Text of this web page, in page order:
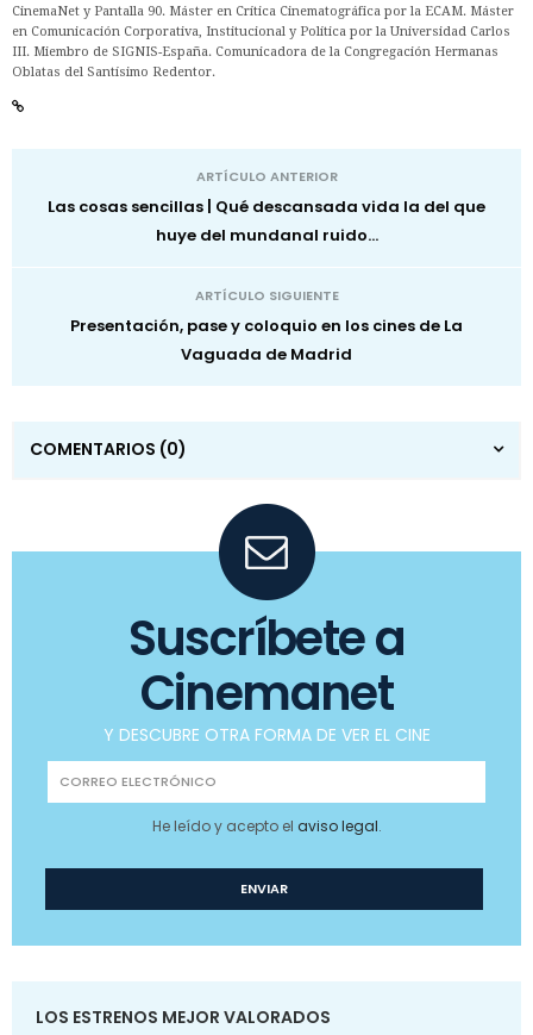
CinemaNet y Pantalla 90. Máster en Crítica Cinematográfica por la ECAM. Máster
en Comunicación Corporativa, Institucional y Política por la Universidad Carlos
III. Miembro de SIGNIS-España. Comunicadora de la Congregación Hermanas
Oblatas del Santísimo Redentor.
ARTÍCULO ANTERIOR
Las cosas sencillas | Qué descansada vida la del que
huye del mundanal ruido...
ARTÍCULO SIGUIENTE
Presentación, pase y coloquio en los cines de La
Vaguada de Madrid
COMENTARIOS (0)
Suscríbete a
Cinemanet
Y DESCUBRE OTRA FORMA DE VER EL CINE
He leído y acepto el aviso legal.
LOS ESTRENOS MEJOR VALORADOS